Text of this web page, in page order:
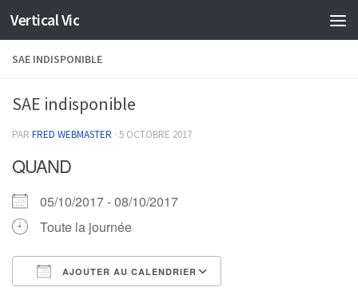
Skip to content
Vertical Vic
SAE INDISPONIBLE
SAE indisponible
PAR FRED WEBMASTER · 5 OCTOBRE 2017
QUAND
05/10/2017 - 08/10/2017
Toute la journée
AJOUTER AU CALENDRIER